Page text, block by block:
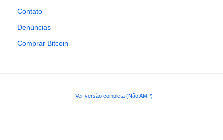
Contato
Denúncias
Comprar Bitcoin
Ver versão completa (Não AMP)